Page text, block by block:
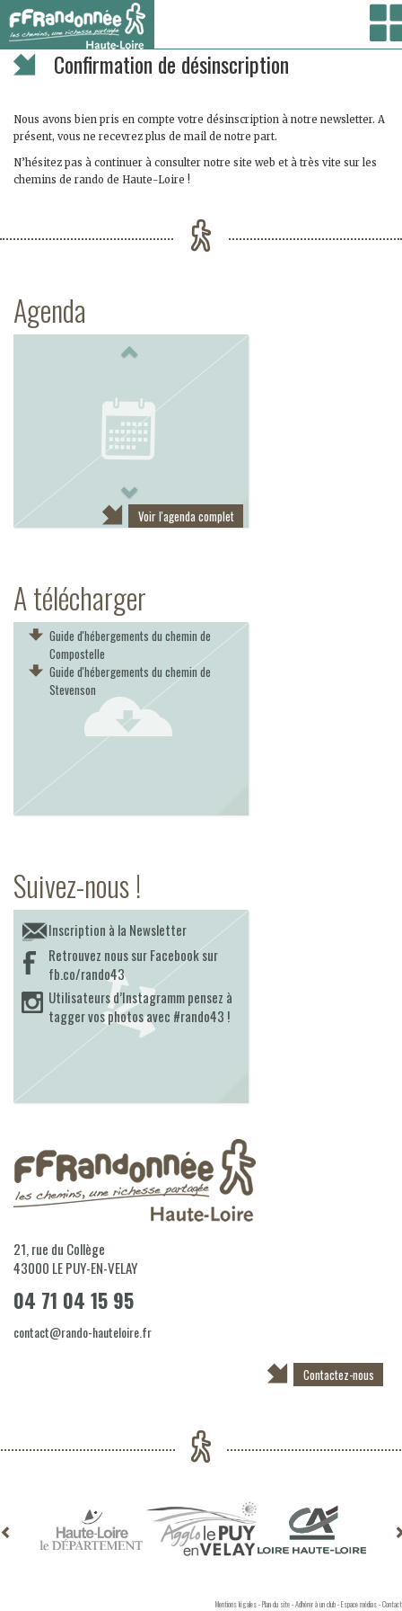
Vous êtes ici :Accueil/ Confirmation de désinscription
Confirmation de désinscription
Nous avons bien pris en compte votre désinscription à notre newsletter. A
présent, vous ne recevrez plus de mail de notre part.
N’hésitez pas à continuer à consulter notre site web et à très vite sur les
chemins de rando de Haute-Loire !
Agenda
Voir l'agenda complet
A télécharger
Guide d'hébergements du chemin de
Compostelle
Guide d'hébergements du chemin de
Stevenson
Suivez-nous !
Inscription à la Newsletter
Retrouvez nous sur Facebook sur
fb.co/rando43
Utilisateurs d’Instagramm pensez à
tagger vos photos avec #rando43 !
21, rue du Collège
43000 LE PUY-EN-VELAY
04 71 04 15 95
contact@rando-hauteloire.fr
Contactez-nous
Mentions légales-Plan du site-Adhérer à un club-Espace médias-Contact